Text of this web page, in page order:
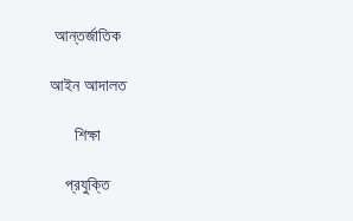
আন্তর্জাতিক
আইন আদালত
শিক্ষা
প্রযুক্তি
প্রকাশিতঃসেপ্টেম্বর ২৩, ২০২৫